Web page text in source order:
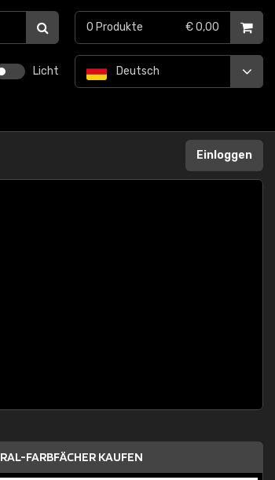
Licht Deutsch
0 Produkte € 0,00
Einloggen
RAL-FARBFÄCHER KAUFEN